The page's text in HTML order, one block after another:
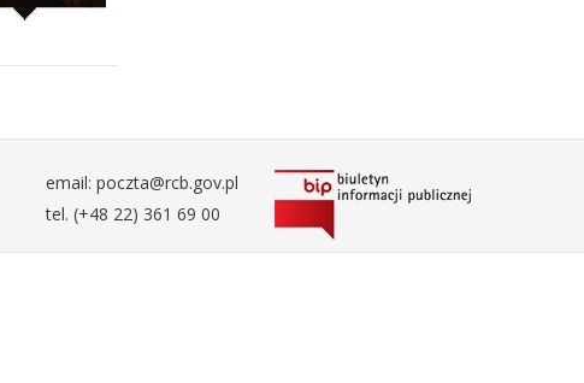
email: poczta@rcb.gov.pl
tel. (+48 22) 361 69 00